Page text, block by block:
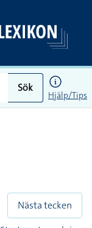
Sök
Hjälp/Tips
Nästa tecken